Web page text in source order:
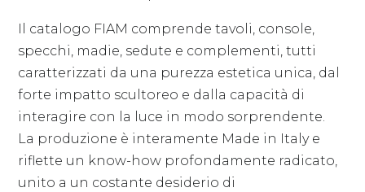
Il catalogo FIAM comprende tavoli, console,
specchi, madie, sedute e complementi, tutti
caratterizzati da una purezza estetica unica, dal
forte impatto scultoreo e dalla capacità di
interagire con la luce in modo sorprendente.
La produzione è interamente Made in Italy e
riflette un know-how profondamente radicato,
unito a un costante desiderio di